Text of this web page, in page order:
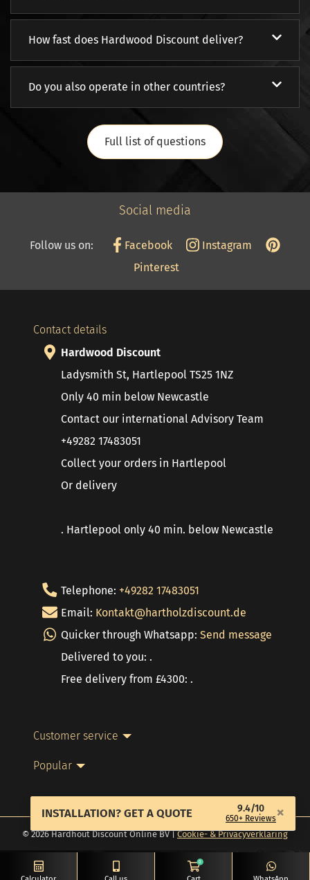
INSTALLATION? GET A QUOTE 9.4/10
650+ Reviews×
0
How fast does Hardwood Discount deliver?
Do you also operate in other countries?
Full list of questions
Social media
Follow us on: Facebook
Instagram
Pinterest
Contact details
Hardwood Discount
Ladysmith St, Hartlepool TS25 1NZ
Only 40 min below Newcastle
Contact our international Advisory Team
+49282 17483051
Collect your orders in Hartlepool
Or delivery
. Hartlepool only 40 min. below Newcastle
Telephone: +49282 17483051
Email: Kontakt@hartholzdiscount.de
Quicker through Whatsapp: Send message
Delivered to you: .
Free delivery from £4300: .
Customer service
Popular
© 2026 Hardhout Discount Online BV |Cookie- & Privacyverklaring